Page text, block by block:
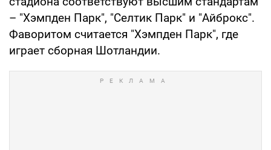
– "Хэмпден Парк", "Селтик Парк" и "Айброкс".
Фаворитом считается "Хэмпден Парк", где
играет сборная Шотландии.